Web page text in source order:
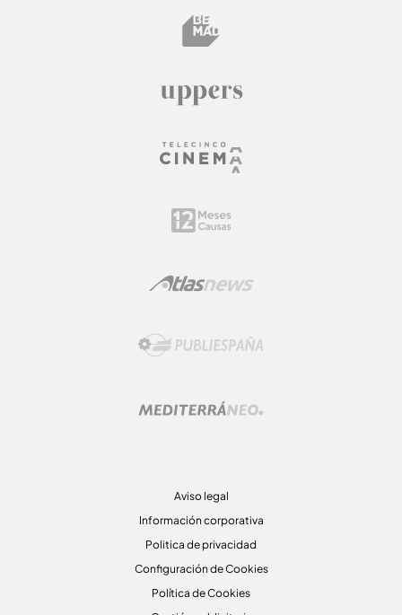
Aviso legal
Información corporativa
Politica de privacidad
Configuración de Cookies
Política de Cookies